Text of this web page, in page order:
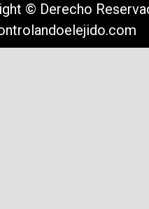
© Derecho